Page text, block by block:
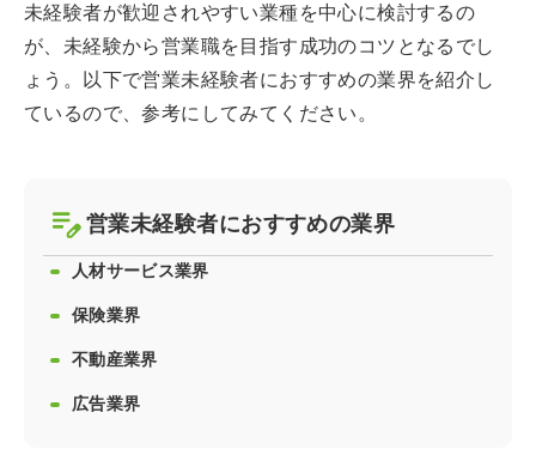
未経験者が歓迎されやすい業種を中心に検討するの
が、未経験から営業職を目指す成功のコツとなるでし
ょう。以下で営業未経験者におすすめの業界を紹介し
ているので、参考にしてみてください。
営業未経験者におすすめの業界
人材サービス業界
保険業界
不動産業界
広告業界